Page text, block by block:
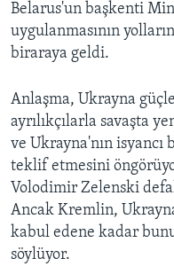
Belarus'un başkenti
uygulanmasının
biraraya geldi.
Anlaşma, Ukrayna
ayrılıkçılarla savaşta
ve Ukrayna'nın
teklif etmesini
Volodimir Zelenski
Ancak Kremlin,
kabul edene kadar
söylüyor.